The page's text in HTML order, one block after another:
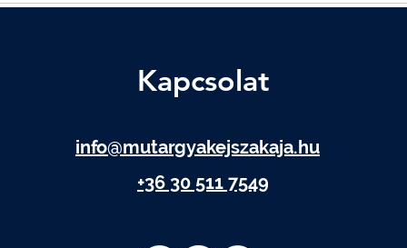
Kapcsolat
info@mutargyakejszakaja.hu
+36 30 511 7549